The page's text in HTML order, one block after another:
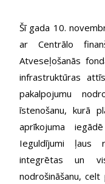
Šī gada 10.
ar Centrālo
Atveseļošanās
infrastruktūras
pakalpojumu
īstenošanu, kurā
aprīkojuma
Ieguldījumi ļaus
integrētas un
nodrošināšanu,